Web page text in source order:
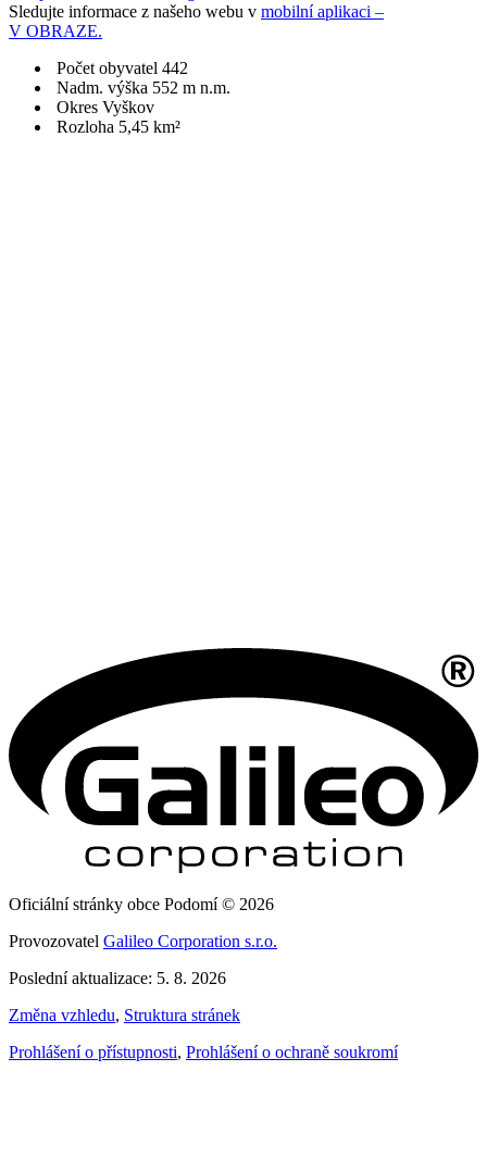
Sledujte informace z našeho webu v mobilní aplikaci –
V OBRAZE.
Počet obyvatel 442
Nadm. výška 552 m n.m.
Okres Vyškov
Rozloha 5,45 km²
Oficiální stránky obce Podomí © 2026
Provozovatel Galileo Corporation s.r.o.
Poslední aktualizace: 5. 8. 2026
Změna vzhledu, Struktura stránek
Prohlášení o přístupnosti, Prohlášení o ochraně soukromí